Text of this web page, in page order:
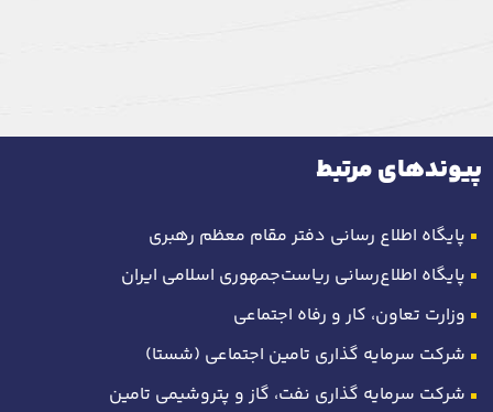
پیوندهای مرتبط
پایگاه اطلاع رسانی دفتر مقام معظم رهبری
پایگاه اطلاع‌رسانی ریاست‌جمهوری اسلامی ایران
وزارت تعاون، کار و رفاه اجتماعی
شرکت سرمایه گذاری تامین اجتماعی (شستا)
شرکت سرمایه گذاری نفت، گاز و پتروشیمی تامین